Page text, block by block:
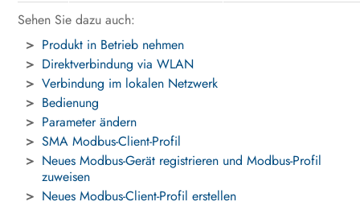
Sehen Sie dazu auch:
Produkt in Betrieb nehmen
Direktverbindung via WLAN
Verbindung im lokalen Netzwerk
Bedienung
Parameter ändern
SMA Modbus-Client-Profil
Neues Modbus-Gerät registrieren und Modbus-Profil
zuweisen
Neues Modbus-Client-Profil erstellen